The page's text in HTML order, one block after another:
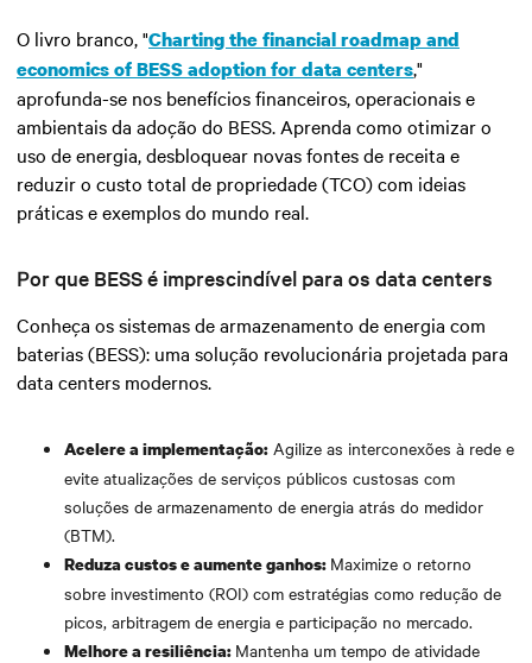
O livro branco, "Charting the financial roadmap and
economics of BESS adoption for data centers,"
aprofunda-se nos benefícios financeiros, operacionais e
ambientais da adoção do BESS. Aprenda como otimizar o
uso de energia, desbloquear novas fontes de receita e
reduzir o custo total de propriedade (TCO) com ideias
práticas e exemplos do mundo real.
Por que BESS é imprescindível para os data centers
Conheça os sistemas de armazenamento de energia com
baterias (BESS): uma solução revolucionária projetada para
data centers modernos.
Acelere a implementação: Agilize as interconexões à rede e
evite atualizações de serviços públicos custosas com
soluções de armazenamento de energia atrás do medidor
(BTM).
Reduza custos e aumente ganhos: Maximize o retorno
sobre investimento (ROI) com estratégias como redução de
picos, arbitragem de energia e participação no mercado.
Melhore a resiliência: Mantenha um tempo de atividade